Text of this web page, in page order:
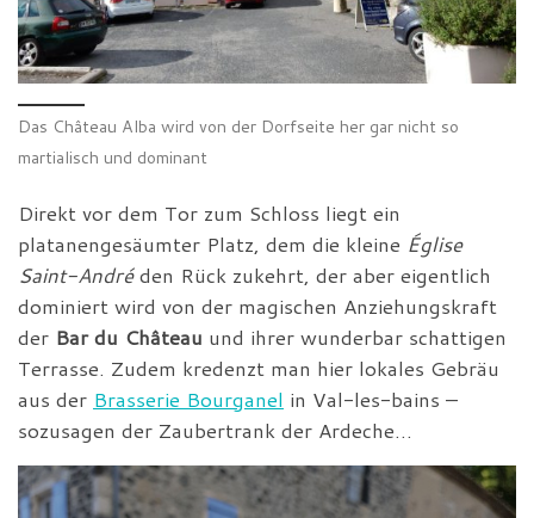
Das Château Alba wird von der Dorfseite her gar nicht so
martialisch und dominant
Direkt vor dem Tor zum Schloss liegt ein
platanengesäumter Platz, dem die kleine Église
Saint-Andréden Rück zukehrt, der aber eigentlich
dominiert wird von der magischen Anziehungskraft
der Bar du Château und ihrer wunderbar schattigen
Terrasse. Zudem kredenzt man hier lokales Gebräu
aus der Brasserie Bourganel in Val-les-bains –
sozusagen der Zaubertrank der Ardeche…